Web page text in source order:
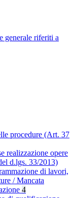
generale riferiti a
procedure (Art. 37
realizzazione opere
d.lgs. 33/2013)
di lavori,
/ Mancata
4